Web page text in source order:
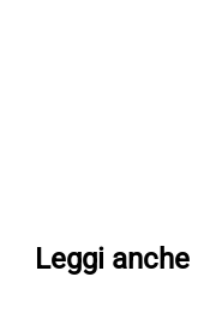
Leggi anche